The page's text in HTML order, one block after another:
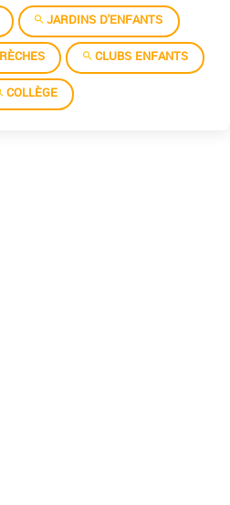
JARDINS D'ENFANTS
CLUBS ENFANTS
COLLÈGE